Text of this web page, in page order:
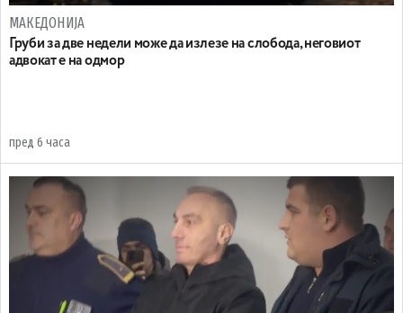
МАКЕДОНИЈА
Груби за две недели може да излезе на слобода, неговиот
адвокат е на одмор
пред 6 часа